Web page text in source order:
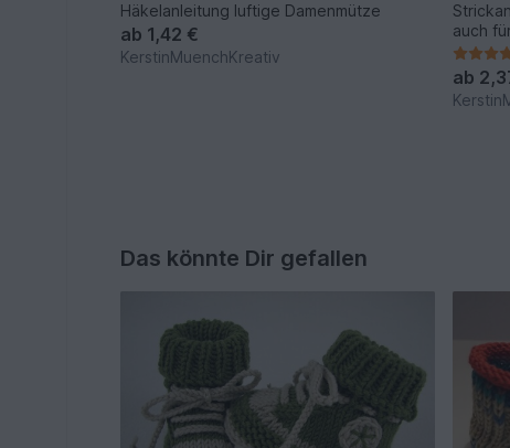
Häkelanleitung luftige Damenmütze
ab 1,42 €
KerstinMuenchKreativ
auch
ab
Das könnte Dir gefallen